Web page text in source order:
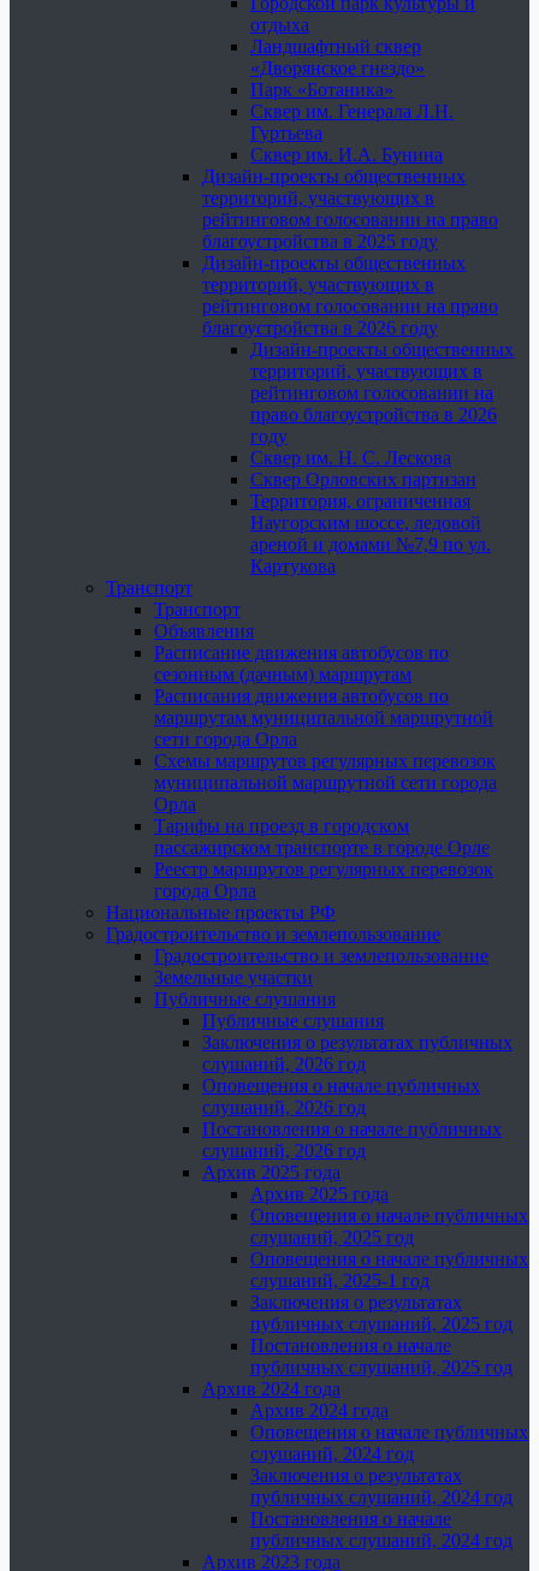
отдыха
Ландшафтный сквер
«Дворянское гнездо»
Парк «Ботаника»
Сквер им. Генерала Л.Н.
Гуртьева
Сквер им. И.А. Бунина
Дизайн-проекты общественных
территорий, участвующих в
рейтинговом голосовании на право
благоустройства в 2025 году
Дизайн-проекты общественных
территорий, участвующих в
рейтинговом голосовании на право
благоустройства в 2026 году
Дизайн-проекты общественных
территорий, участвующих в
рейтинговом голосовании на
право благоустройства в 2026
году
Сквер им. Н. С. Лескова
Сквер Орловских партизан
Территория, ограниченная
Наугорским шоссе, ледовой
ареной и домами №7,9 по ул.
Картукова
Транспорт
Транспорт
Объявления
Расписание движения автобусов по
сезонным (дачным) маршрутам
Расписания движения автобусов по
маршрутам муниципальной маршрутной
сети города Орла
Схемы маршрутов регулярных перевозок
муниципальной маршрутной сети города
Орла
Тарифы на проезд в городском
пассажирском транспорте в городе Орле
Реестр маршрутов регулярных перевозок
города Орла
Национальные проекты РФ
Градостроительство и землепользование
Градостроительство и землепользование
Земельные участки
Публичные слушания
Публичные слушания
Заключения о результатах публичных
слушаний, 2026 год
Оповещения о начале публичных
слушаний, 2026 год
Постановления о начале публичных
слушаний, 2026 год
Архив 2025 года
Архив 2025 года
Оповещения о начале публичных
слушаний, 2025 год
Оповещения о начале публичных
слушаний, 2025-1 год
Заключения о результатах
публичных слушаний, 2025 год
Постановления о начале
публичных слушаний, 2025 год
Архив 2024 года
Архив 2024 года
Оповещения о начале публичных
слушаний, 2024 год
Заключения о результатах
публичных слушаний, 2024 год
Постановления о начале
публичных слушаний, 2024 год
Архив 2023 года